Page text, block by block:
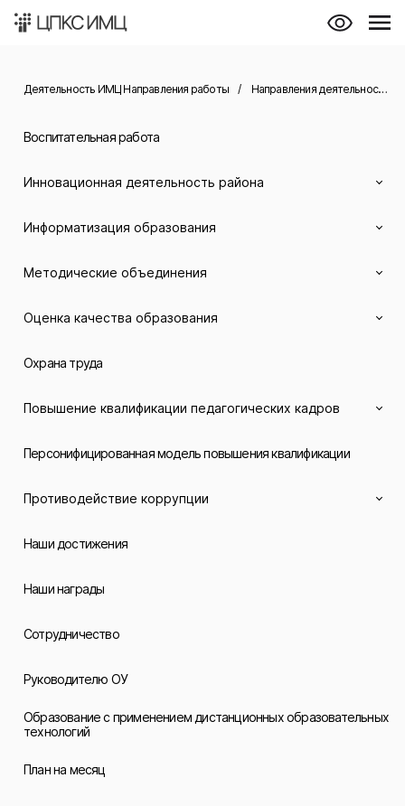
Деятельность ИМЦ Направления работы / Направления деятельности
Воспитательная работа
Инновационная деятельность района
Информатизация образования
Методические объединения
Оценка качества образования
Охрана труда
Повышение квалификации педагогических кадров
Персонифицированная модель повышения квалификации
Противодействие коррупции
Наши достижения
Наши награды
Сотрудничество
Руководителю ОУ
Образование с применением дистанционных образовательных
технологий
План на месяц